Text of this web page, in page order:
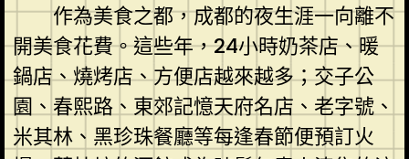
作為美食之都，成都的夜生涯一向離不
開美食花費。這些年，24小時奶茶店、暖
鍋店、燒烤店、方便店越來越多；交子公
園、春熙路、東郊記憶天府名店、老字號、
米其林、黑珍珠餐廳等每逢春節便預訂火